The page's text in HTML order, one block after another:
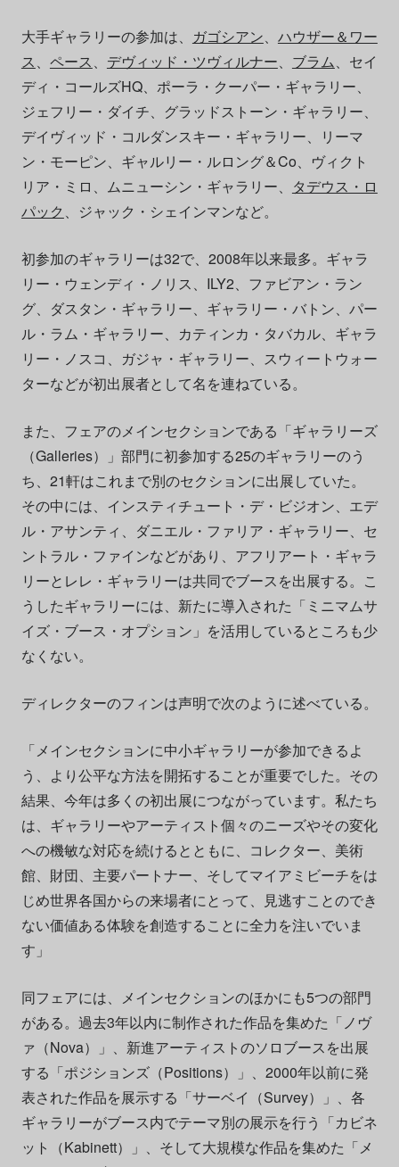
大手ギャラリーの参加は、 ガゴシアン、 ハウザー＆ワー
ス、 ペース、 デヴィッド・ツヴィルナー、 ブラム、セイ
ディ・コールズHQ、ポーラ・クーパー・ギャラリー、
ジェフリー・ダイチ、グラッドストーン・ギャラリー、
デイヴィッド・コルダンスキー・ギャラリー、リーマ
ン・モーピン、ギャルリー・ルロング＆Co、ヴィクト
リア・ミロ、ムニューシン・ギャラリー、 タデウス・ロ
パック 、ジャック・シェインマンなど。
初参加のギャラリーは32で、2008年以来最多。ギャラ
リー・ウェンディ・ノリス、ILY2、ファビアン・ラン
グ、ダスタン・ギャラリー、ギャラリー・バトン、パー
ル・ラム・ギャラリー、カティンカ・タバカル、ギャラ
リー・ノスコ、ガジャ・ギャラリー、スウィートウォー
ターなどが初出展者として名を連ねている。
また、フェアのメインセクションである「ギャラリーズ
（Galleries）」部門に初参加する25のギャラリーのう
ち、21軒はこれまで別のセクションに出展していた。
その中には、インスティチュート・デ・ビジオン、エデ
ル・アサンティ、ダニエル・ファリア・ギャラリー、セ
ントラル・ファインなどがあり、アフリアート・ギャラ
リーとレレ・ギャラリーは共同でブースを出展する。こ
うしたギャラリーには、新たに導入された「ミニマムサ
イズ・ブース・オプション」を活用しているところも少
なくない。
ディレクターのフィンは声明で次のように述べている。
「メインセクションに中小ギャラリーが参加できるよ
う、より公平な方法を開拓することが重要でした。その
結果、今年は多くの初出展につながっています。私たち
は、ギャラリーやアーティスト個々のニーズやその変化
への機敏な対応を続けるとともに、コレクター、美術
館、財団、主要パートナー、そしてマイアミビーチをは
じめ世界各国からの来場者にとって、見逃すことのでき
ない価値ある体験を創造することに全力を注いでいま
す」
同フェアには、メインセクションのほかにも5つの部門
がある。過去3年以内に制作された作品を集めた「ノヴ
ァ（Nova）」、新進アーティストのソロブースを出展
する「ポジションズ（Positions）」、2000年以前に発
表された作品を展示する「サーベイ（Survey）」、各
ギャラリーがブース内でテーマ別の展示を行う「カビネ
ット（Kabinett）」、そして大規模な作品を集めた「メ